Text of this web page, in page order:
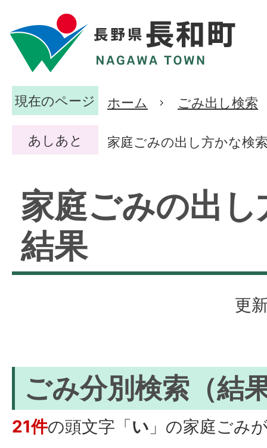
現在のページ ホーム ごみ出し検索
あしあと 家庭ごみの出し方かな検
家庭ごみの出
結果
更
ごみ分別検索 （結
21件の頭文字「い 」の家庭ごみ